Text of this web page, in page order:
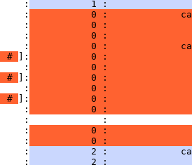
:
1 :
:
0 :
:
0 :
:
0 :
:
0 :
# ]:
0 :
:
0 :
# ]:
0 :
:
0 :
# ]:
0 :
:
0 :
:             :
:
0 :
:
0 :
:
2 :
:
2 :